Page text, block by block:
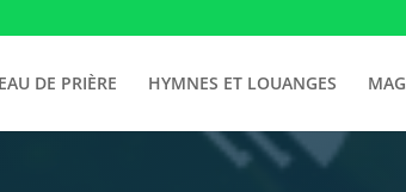
DE PRIÈRE HYMNES ET LOUANGES